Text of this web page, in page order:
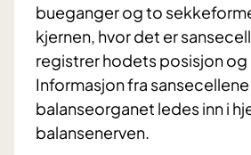
bueganger og to
kjernen, hvor det er
registrer hodets posisjon
Informasjon fra sansecellene
balanseorganet ledes inn i
balansenerven.